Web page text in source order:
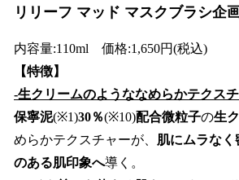
リリーフ マッド マスクブラシ企
内容量:110ml 価格:1,650円(税込)
【特徴】
-生クリームのようななめらかテクス
保寧泥(※1)30％(※10)配合微粒子の生
めらかテクスチャーが、 肌にムラな
のある肌印象へ導く。